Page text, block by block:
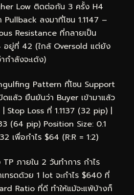
Low ติดต่อกัน 3 ครั้ง H4
ลงมาที่โซน 1.1147 –
Resistance ที่กลายเป็น
อยู่ที่ 42 (ใกล้ Oversold แต่ยัง
ลังจะเด้ง)
Pattern ที่โซน Support
แล้ว ยืนยันว่า Buyer เข้ามาแล้ว
| Stop Loss ที่ 1.1137 (32 pip) |
(64 pip) Position Size: 0.1
เพื่อกำไร $64 (R:R = 1:2)
ภายใน 2 วันทำการ กำไร
ทรดด้วย 1 lot จะกำไร $640 ที่
Ratio ที่ดี ทำให้แม้จะแพ้บ้างก็